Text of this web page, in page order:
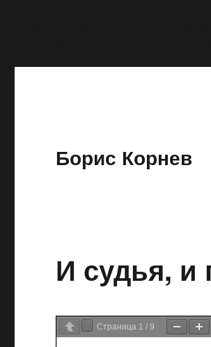
Борис Корнев
И судья, и
Страница 1 /9